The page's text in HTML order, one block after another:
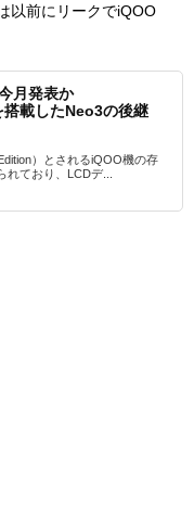
以前にリークでiQOO
月発表か
載したNeo3の後継
）とされるiQOO機の存
ており、LCDデ...